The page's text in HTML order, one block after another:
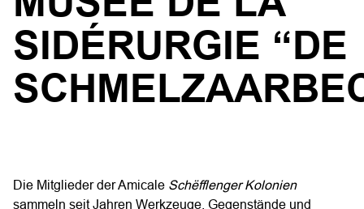
SIDÉRURGIE “DE
Die Mitglieder der Amicale Schëfflenger Kolonien
sammeln seit Jahren Werkzeuge, Gegenstände und